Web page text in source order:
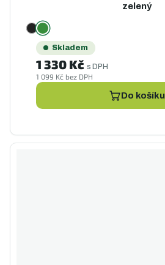
zelený
Skladem
1 099 Kč bez DPH
1 330 Kč s DPH
Do košíku